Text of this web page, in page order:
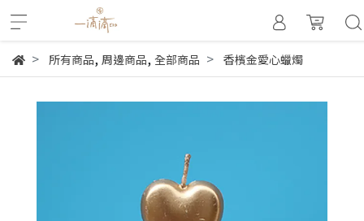
所有商品, 周邊商品, 全部商品 香檳金愛心蠟燭